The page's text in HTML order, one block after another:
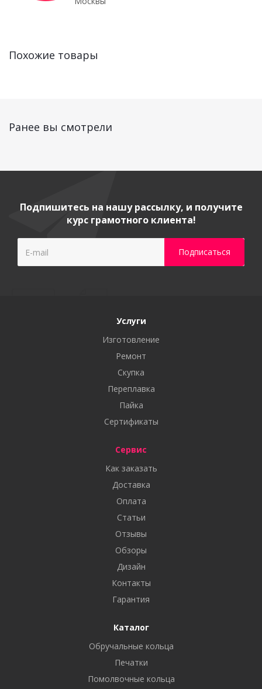
Похожие товары
Ранее вы смотрели
Подпишитесь на нашу рассылку, и получите
курс грамотного клиента!
Услуги
Изготовление
Ремонт
Скупка
Переплавка
Пайка
Сертификаты
Сервис
Как заказать
Доставка
Оплата
Статьи
Отзывы
Обзоры
Дизайн
Контакты
Гарантия
Каталог
Обручальные кольца
Печатки
Помолвочные кольца